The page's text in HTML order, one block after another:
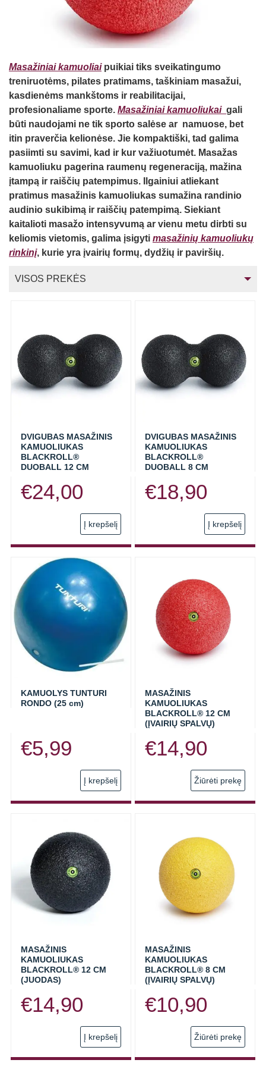
Sėkmės istorijos
Kontaktai
Masažiniai kamuoliaipuikiai tiks sveikatingumo
treniruotėms, pilates pratimams, taškiniam masažui,
kasdienėms mankštoms ir reabilitacijai,
profesionaliame sporte. Masažiniai kamuoliukai gali
būti naudojami ne tik sporto salėse ar namuose, bet
itin praverčia kelionėse. Jie kompaktiški, tad galima
pasiimti su savimi, kad ir kur važiuotumėt. Masažas
kamuoliuku pagerina raumenų regeneraciją, mažina
įtampą ir raiščių patempimus. Ilgainiui atliekant
pratimus masažinis kamuoliukas sumažina randinio
audinio sukibimą ir raiščių patempimą. Siekiant
kaitalioti masažo intensyvumą ar vienu metu dirbti su
keliomis vietomis, galima įsigyti masažinių kamuoliukų
rinkinį, kurie yra įvairių formų, dydžių ir paviršių.
VISOS PREKĖS
PTP PREKĖS ŽENKLAS
KWELL PREKĖS ŽENKLAS
TUNTURI
MASAŽINIAI KAMUOLIAI
KAMUOLIAI
ELASTINĖS JUOSTOS
TRENIRUOČIŲ KILIMĖLIAI
GIROS SPORTUI (SVARSČIAI)
PREKĖS PILATES TRENIRUOTĖMS
RINKINIAI TRENIRUOTĖMS
KITOS PREKĖS
REABILITACIJAI
DVIGUBAS MASAŽINIS
KAMUOLIUKAS
BLACKROLL®
DUOBALL 12 CM
€24,00
Į krepšelį
DVIGUBAS MASAŽINIS
KAMUOLIUKAS
BLACKROLL®
DUOBALL 8 CM
€18,90
Į krepšelį
KAMUOLYS TUNTURI
RONDO (25 cm)
€5,99
Į krepšelį
MASAŽINIS
KAMUOLIUKAS
BLACKROLL® 12 CM
(ĮVAIRIŲ SPALVŲ)
€14,90
Žiūrėti prekę
has
MASAŽINIS
KAMUOLIUKAS
BLACKROLL® 12 CM
(JUODAS)
€14,90
Į krepšelį
MASAŽINIS
KAMUOLIUKAS
BLACKROLL® 8 CM
(ĮVAIRIŲ SPALVŲ)
€10,90
Žiūrėti prekę
has